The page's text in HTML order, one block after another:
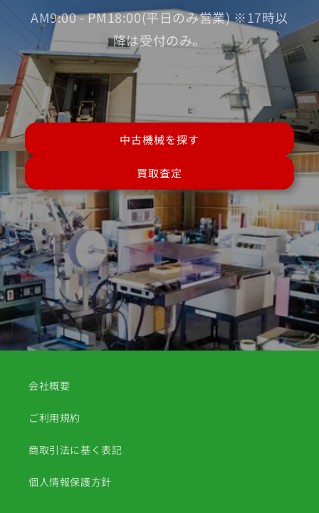
AM9:00 - PM18:00(平日のみ営業) ※17時以
降は受付のみ。
中古機械を探す
買取査定
会社概要
ご利用規約
商取引法に基く表記
個人情報保護方針